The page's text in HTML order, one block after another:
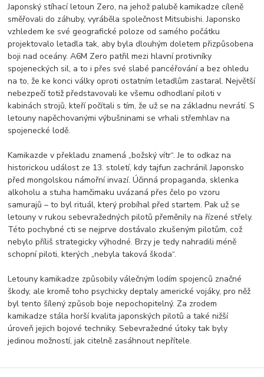
Japonský stíhací letoun Zero, na jehož palubě kamikadze cíleně
směřovali do záhuby, vyráběla společnost Mitsubishi. Japonsko
vzhledem ke své geografické poloze od samého počátku
projektovalo letadla tak, aby byla dlouhým doletem přizpůsobena
boji nad oceány. A6M Zero patřil mezi hlavní protivníky
spojeneckých sil, a to i přes své slabé pancéřování a bez ohledu
na to, že ke konci války oproti ostatním letadlům zastaral. Největší
nebezpečí totiž představovali ke všemu odhodlaní piloti v
kabinách strojů, kteří počítali s tím, že už se na základnu nevrátí. S
letouny napěchovanými výbušninami se vrhali střemhlav na
spojenecké lodě.
Kamikazde v překladu znamená „božský vítr“. Je to odkaz na
historickou událost ze 13. století, kdy tajfun zachránil Japonsko
před mongolskou námořní invazí. Účinná propaganda, sklenka
alkoholu a stuha hamčimaku uvázaná přes čelo po vzoru
samurajů – to byl rituál, který probíhal před startem. Pak už se
letouny v rukou sebevražedných pilotů přeměnily na řízené střely.
Této pochybné cti se nejprve dostávalo zkušeným pilotům, což
nebylo příliš strategicky výhodné. Brzy je tedy nahradili méně
schopní piloti, kterých „nebyla taková škoda“.
Letouny kamikadze způsobily válečným lodím spojenců značné
škody, ale kromě toho psychicky deptaly americké vojáky, pro něž
byl tento šílený způsob boje nepochopitelný. Za zrodem
kamikadze stála horší kvalita japonských pilotů a také nižší
úroveň jejich bojové techniky. Sebevražedné útoky tak byly
jedinou možností, jak citelně zasáhnout nepřítele.